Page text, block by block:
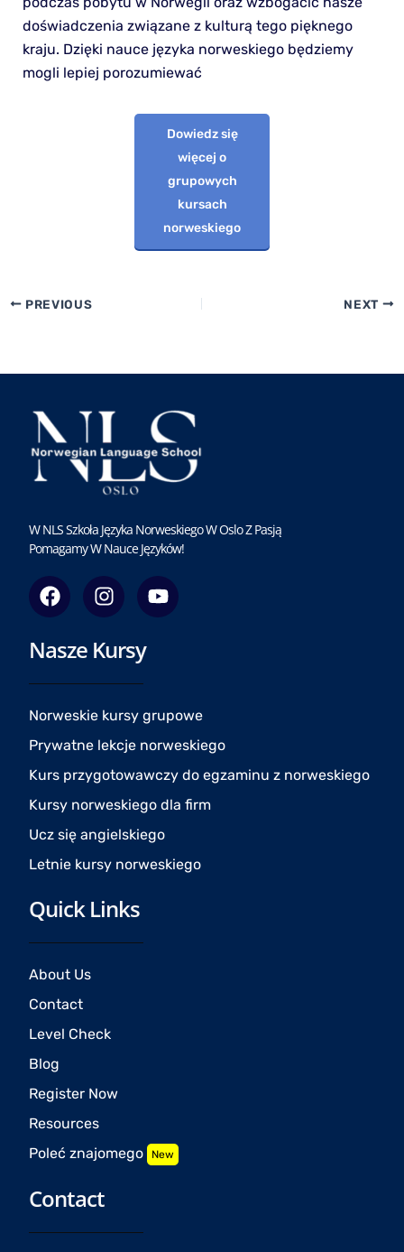
doświadczenia związane z kulturą tego pięknego
kraju. Dzięki nauce języka norweskiego będziemy
mogli lepiej porozumiewać
Dowiedz się
więcej o
grupowych
kursach
norweskiego
PREVIOUS NEXT
W NLS Szkoła Języka Norweskiego W Oslo Z Pasją
Pomagamy W Nauce Języków!
F
a
c
e
o
o
I
n
s
t
g
r
a
m
Y
o
u
e
Nasze Kursy
Norweskie kursy grupowe
Prywatne lekcje norweskiego
Kurs przygotowawczy do egzaminu z norweskiego
Kursy norweskiego dla firm
Ucz się angielskiego
Letnie kursy norweskiego
Quick Links
About Us
Contact
Level Check
Blog
Register Now
Resources
Poleć znajomego New
Contact